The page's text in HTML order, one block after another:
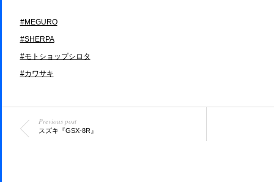
#MEGURO
#SHERPA
#モトショップシロタ
#カワサキ
Previous post
スズキ『GSX-8R』